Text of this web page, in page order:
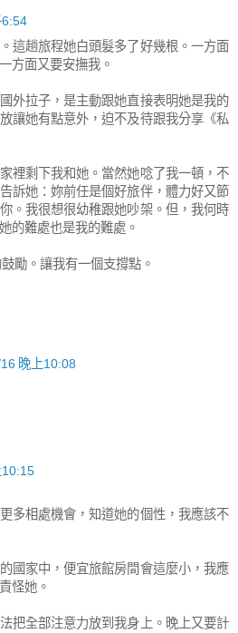
這趟旅程她白頭髮多了好幾根。一方面
方面又要安撫我。
外拉子，是主動跟她直接表明她是我的
讓她有點意外，迫不及待跟我分享《私
裡剩下我和她。當然她唸了我一頓，不
訴她：妳前任是個好旅伴，體力好又節
。我很想很幼稚跟她吵架。但，我何時
的難處也是我的難處。
勵。讓我有一個支撐點。
晚上10:08
多相處機會，知道她的個性，我應該不
國家中，便宜旅館房間會這麼小，我應
怪她。
把全部注意力放到我身上。晚上又要計